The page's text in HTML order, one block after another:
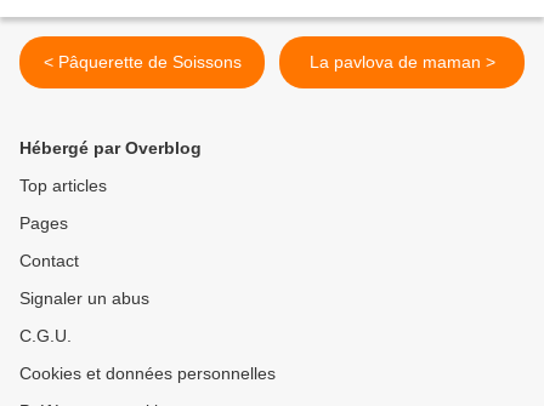
< Pâquerette de Soissons La pavlova de maman >
Hébergé par Overblog
Top articles
Pages
Contact
Signaler un abus
C.G.U.
Cookies et données personnelles